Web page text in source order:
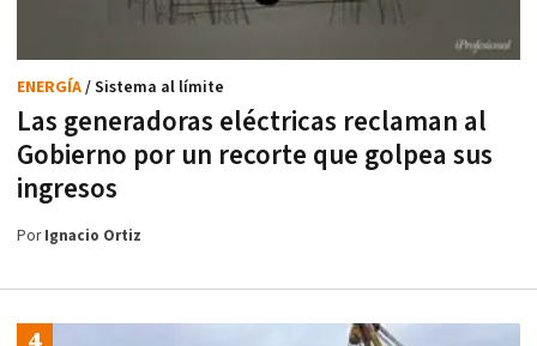
Las generadoras eléctricas reclaman al
Gobierno por un recorte que golpea sus
ingresos
ENERGÍA/ Sistema al límite
PorIgnacio Ortiz